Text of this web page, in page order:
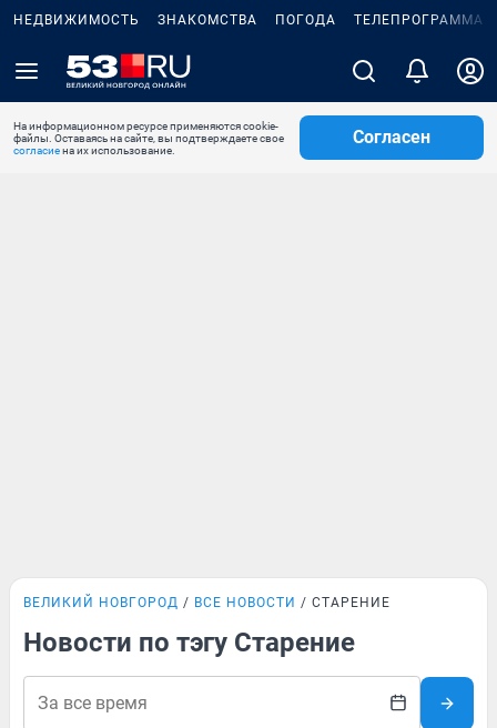
НЕДВИЖИМОСТЬ ЗНАКОМСТВА ПОГОДА ТЕЛЕПРОГРАММА
На информационном ресурсе применяются cookie-
файлы. Оставаясь на сайте, вы подтверждаете свое
согласиена их использование.
Согласен
ВЕЛИКИЙ НОВГОРОД ВСЕ НОВОСТИ СТАРЕНИЕ
Новости по тэгу Старение